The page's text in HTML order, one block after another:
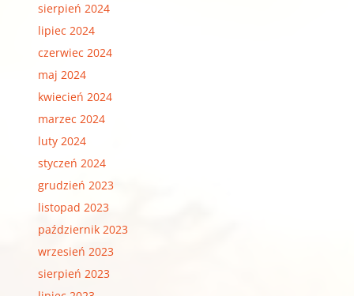
sierpień 2024
lipiec 2024
czerwiec 2024
maj 2024
kwiecień 2024
marzec 2024
luty 2024
styczeń 2024
grudzień 2023
listopad 2023
październik 2023
wrzesień 2023
sierpień 2023